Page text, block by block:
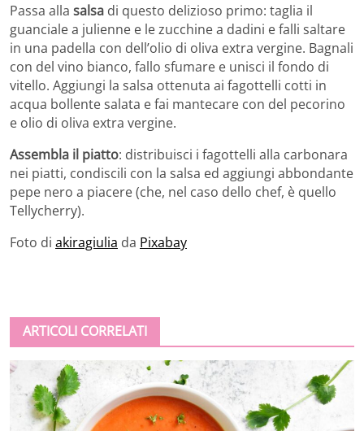
Passa alla salsa di questo delizioso primo: taglia il
guanciale a julienne e le zucchine a dadini e falli saltare
in una padella con dell’olio di oliva extra vergine. Bagnali
con del vino bianco, fallo sfumare e unisci il fondo di
vitello. Aggiungi la salsa ottenuta ai fagottelli cotti in
acqua bollente salata e fai mantecare con del pecorino
e olio di oliva extra vergine.
Assembla il piatto: distribuisci i fagottelli alla carbonara
nei piatti, condiscili con la salsa ed aggiungi abbondante
pepe nero a piacere (che, nel caso dello chef, è quello
Tellycherry).
Foto di akiragiulia da Pixabay
ARTICOLI CORRELATI